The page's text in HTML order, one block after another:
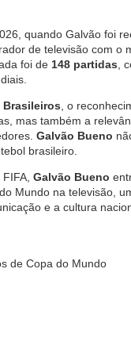
quando Galvão foi
de televisão com o
foi de 148 partidas ,
Brasileiros , o
mas também a
Galvão Bueno
brasileiro.
Galvão Bueno
Mundo na televisão,
e a cultura
de Copa do Mundo